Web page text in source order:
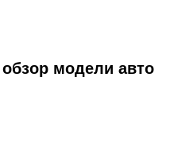
модели авто